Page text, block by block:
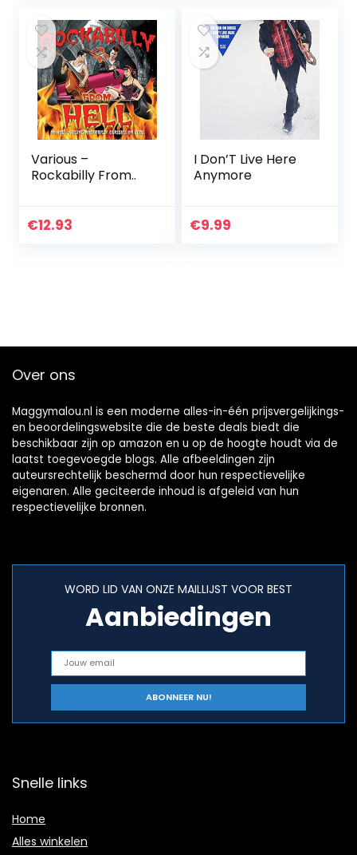
Various –
Rockabilly From..
€12.93
I Don’T Live Here
Anymore
€9.99
Over ons
Maggymalou.nl is een moderne alles-in-één prijsvergelijkings-
en beoordelingswebsite die de beste deals biedt die
beschikbaar zijn op amazon en u op de hoogte houdt via de
laatst toegevoegde blogs. Alle afbeeldingen zijn
auteursrechtelijk beschermd door hun respectievelijke
eigenaren. Alle geciteerde inhoud is afgeleid van hun
respectievelijke bronnen.
WORD LID VAN ONZE MAILLIJST VOOR BEST
Aanbiedingen
Snelle links
Home
Alles winkelen